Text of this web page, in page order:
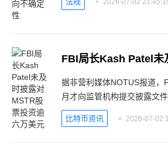
FBI局长Kash Patel未
据非营利媒体NOTUS报道
月才向监管机构提交披露文
比特币资讯 2026-07-02